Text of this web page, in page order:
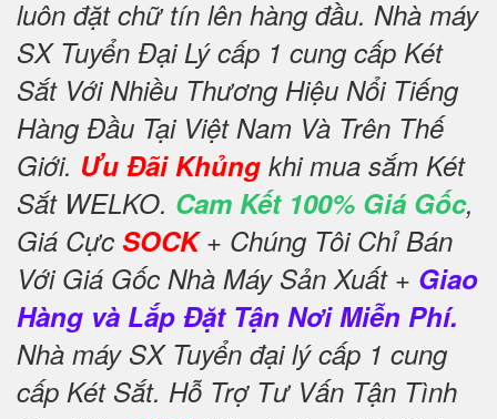
luôn đặt chữ tín lên hàng đầu. Nhà máy
SX Tuyển Đại Lý cấp 1 cung cấp Két
Sắt Với Nhiều Thương Hiệu Nổi Tiếng
Hàng Đầu Tại Việt Nam Và Trên Thế
Giới. Ưu Đãi Khủng khi mua sắm Két
Sắt WELKO. Cam Kết 100% Giá Gốc,
Giá Cực SOCK+ Chúng Tôi Chỉ Bán
Với Giá Gốc Nhà Máy Sản Xuất + Giao
Hàng và Lắp Đặt Tận Nơi Miễn Phí.
Nhà máy SX Tuyển đại lý cấp 1 cung
cấp Két Sắt. Hỗ Trợ Tư Vấn Tận Tình